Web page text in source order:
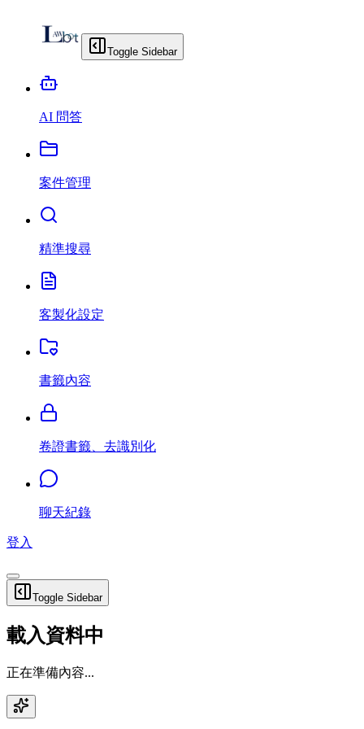
Toggle Sidebar
AI 問答
案件管理
精準搜尋
客製化設定
書籤內容
卷證書籤、去識別化
聊天紀錄
登入
Toggle Sidebar
載入資料中
正在準備內容...